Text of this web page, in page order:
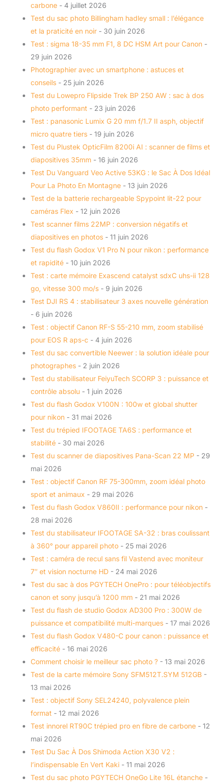
carbone - 4 juillet 2026
Test du sac photo Billingham hadley small : l’élégance
et la praticité en noir - 30 juin 2026
Test : sigma 18-35 mm F1, 8 DC HSM Art pour Canon -
29 juin 2026
Photographier avec un smartphone : astuces et
conseils - 25 juin 2026
Test du Lowepro Flipside Trek BP 250 AW : sac à dos
photo performant - 23 juin 2026
Test : panasonic Lumix G 20 mm f/1.7 II asph, objectif
micro quatre tiers - 19 juin 2026
Test du Plustek OpticFilm 8200i AI : scanner de films et
diapositives 35mm - 16 juin 2026
Test Du Vanguard Veo Active 53KG : le Sac À Dos Idéal
Pour La Photo En Montagne - 13 juin 2026
Test de la batterie rechargeable Spypoint lit-22 pour
caméras Flex - 12 juin 2026
Test scanner films 22MP : conversion négatifs et
diapositives en photos - 11 juin 2026
Test du flash Godox V1 Pro N pour nikon : performance
et rapidité - 10 juin 2026
Test : carte mémoire Exascend catalyst sdxC uhs-ii 128
go, vitesse 300 mo/s - 9 juin 2026
Test DJI RS 4 : stabilisateur 3 axes nouvelle génération
- 6 juin 2026
Test : objectif Canon RF-S 55-210 mm, zoom stabilisé
pour EOS R aps-c - 4 juin 2026
Test du sac convertible Neewer : la solution idéale pour
photographes - 2 juin 2026
Test du stabilisateur FeiyuTech SCORP 3 : puissance et
contrôle absolu - 1 juin 2026
Test du flash Godox V100N : 100w et global shutter
pour nikon - 31 mai 2026
Test du trépied IFOOTAGE TA6S : performance et
stabilité - 30 mai 2026
Test du scanner de diapositives Pana-Scan 22 MP - 29
mai 2026
Test : objectif Canon RF 75-300mm, zoom idéal photo
sport et animaux - 29 mai 2026
Test du flash Godox V860II : performance pour nikon -
28 mai 2026
Test du stabilisateur IFOOTAGE SA-32 : bras coulissant
à 360° pour appareil photo - 25 mai 2026
Test : caméra de recul sans fil Vastend avec moniteur
7″ et vision nocturne HD - 24 mai 2026
Test du sac à dos PGYTECH OnePro : pour téléobjectifs
canon et sony jusqu’à 1200 mm - 21 mai 2026
Test du flash de studio Godox AD300 Pro : 300W de
puissance et compatibilité multi-marques - 17 mai 2026
Test du flash Godox V480-C pour canon : puissance et
efficacité - 16 mai 2026
Comment choisir le meilleur sac photo ? - 13 mai 2026
Test de la carte mémoire Sony SFM512T.SYM 512GB -
13 mai 2026
Test : objectif Sony SEL24240, polyvalence plein
format - 12 mai 2026
Test innorel RT90C trépied pro en fibre de carbone - 12
mai 2026
Test Du Sac À Dos Shimoda Action X30 V2 :
l’indispensable En Vert Kaki - 11 mai 2026
Test du sac photo PGYTECH OneGo Lite 16L étanche -